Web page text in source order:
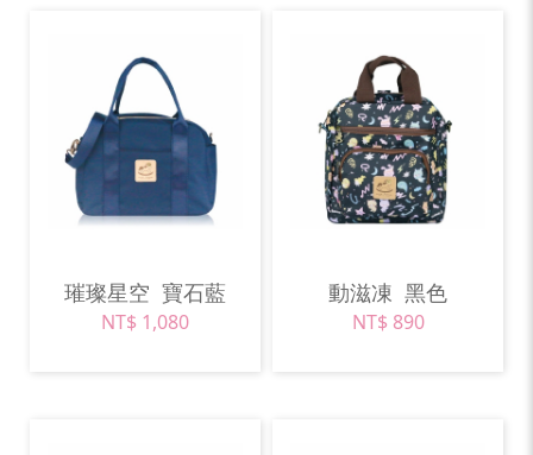
璀璨星空 寶石藍
NT$ 1,080
動滋凍 黑色
NT$ 890